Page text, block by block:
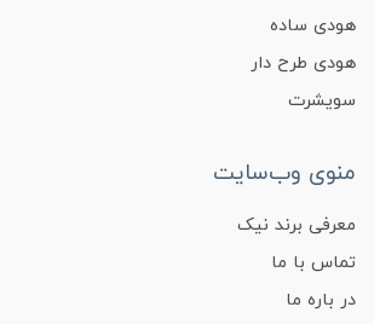
هودی ساده
هودی طرح دار
سویشرت
منوی وب‌سایت
معرفی برند نیک
تماس با ما
در باره ما